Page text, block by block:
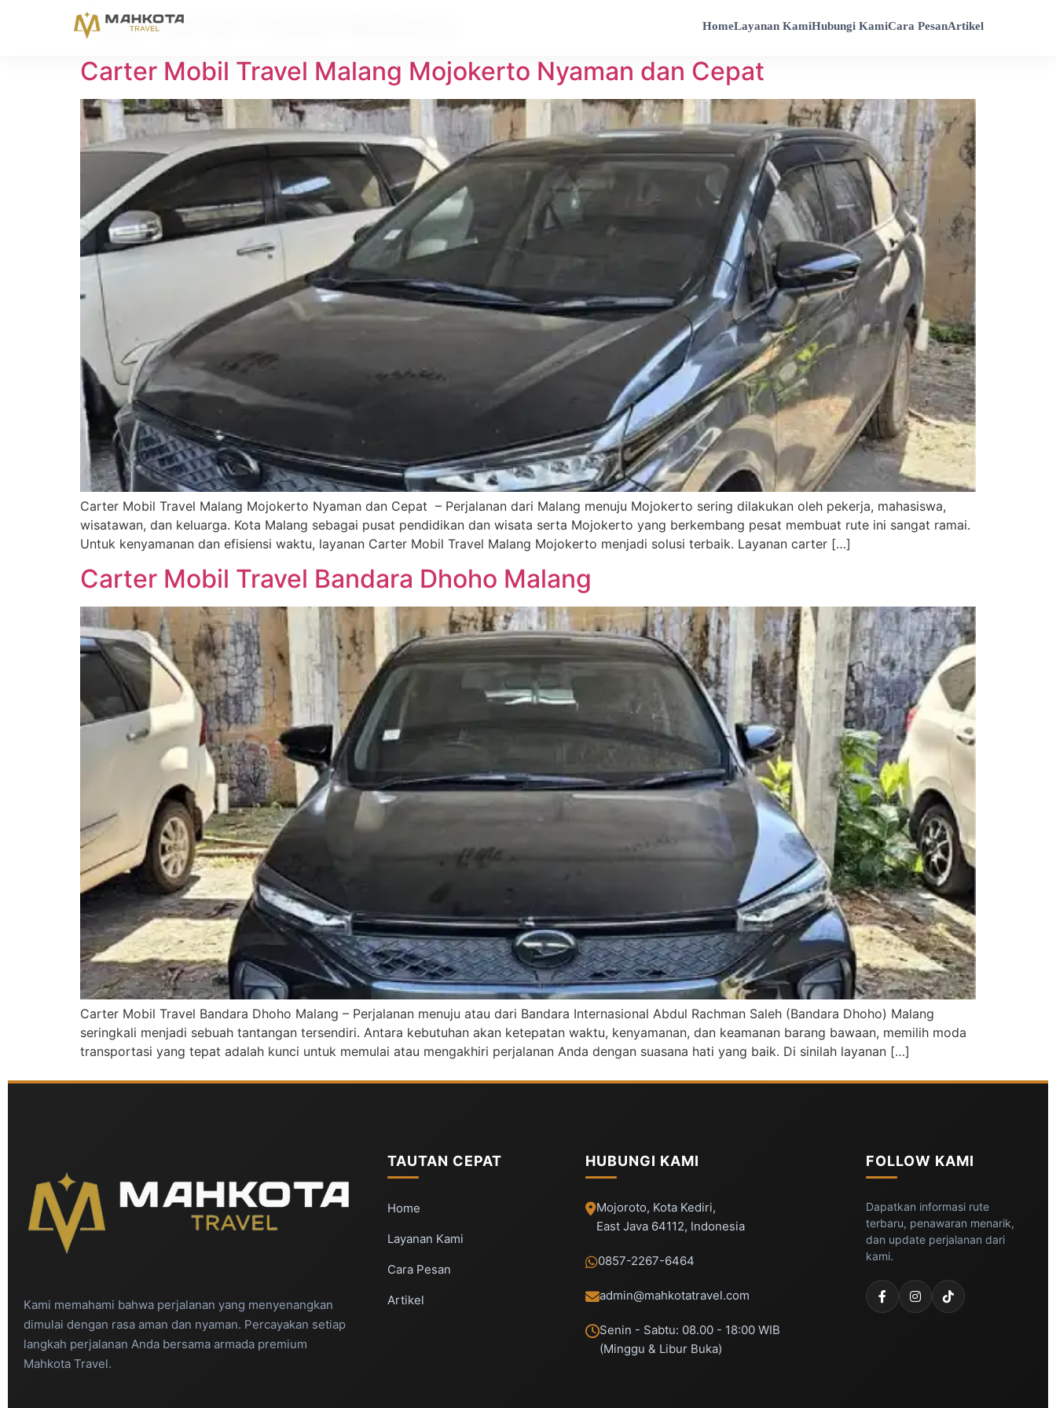
HomeLayanan KamiHubungi KamiCara PesanArtikel
Tag:carter mobil Malang
Carter Mobil Travel Malang Mojokerto Nyaman dan Cepat
Carter Mobil Travel Malang Mojokerto Nyaman dan Cepat – Perjalanan dari Malang menuju Mojokerto sering dilakukan oleh pekerja, mahasiswa,
wisatawan, dan keluarga. Kota Malang sebagai pusat pendidikan dan wisata serta Mojokerto yang berkembang pesat membuat rute ini sangat ramai.
Untuk kenyamanan dan efisiensi waktu, layanan Carter Mobil Travel Malang Mojokerto menjadi solusi terbaik. Layanan carter […]
Carter Mobil Travel Bandara Dhoho Malang
Carter Mobil Travel Bandara Dhoho Malang – Perjalanan menuju atau dari Bandara Internasional Abdul Rachman Saleh (Bandara Dhoho) Malang
seringkali menjadi sebuah tantangan tersendiri. Antara kebutuhan akan ketepatan waktu, kenyamanan, dan keamanan barang bawaan, memilih moda
transportasi yang tepat adalah kunci untuk memulai atau mengakhiri perjalanan Anda dengan suasana hati yang baik. Di sinilah layanan […]
Kami memahami bahwa perjalanan yang menyenangkan
dimulai dengan rasa aman dan nyaman. Percayakan setiap
langkah perjalanan Anda bersama armada premium
Mahkota Travel.
TAUTAN CEPAT
Home
Layanan Kami
Cara Pesan
Artikel
HUBUNGI KAMI
Mojoroto, Kota Kediri,
East Java 64112, Indonesia
0857-2267-6464
admin@mahkotatravel.com
Senin - Sabtu: 08.00 - 18:00 WIB
(Minggu & Libur Buka)
FOLLOW KAMI
Dapatkan informasi rute
terbaru, penawaran menarik,
dan update perjalanan dari
kami.